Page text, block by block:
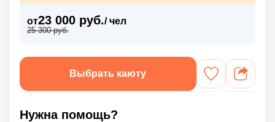
от23 000 руб./ чел
25 300 руб.
Выбрать каюту
Нужна помощь?